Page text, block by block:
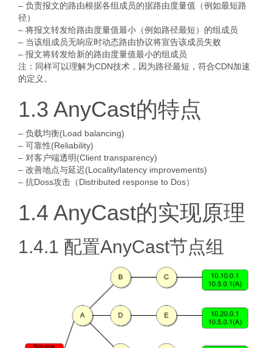
– 负责报文的路由根据各组成员的据路由度量值（例如最短路
径）
– 将报文转发给路由度量值最小（例如路径最短）的组成员
– 当该组成员无响应时动态路由协议将宣告该成员失败
– 报文将转发给新的路由度量值最小的组成员
注：同样可以理解为CDN技术，因为路径最短，符合CDN加速
的定义。
1.3 AnyCast的特点
– 负载均衡(Load balancing)
– 可靠性(Reliability)
– 对客户端透明(Client transparency)
– 改善地点与延迟(Locality/latency improvements)
– 抗Doss攻击（Distributed response to Dos）
1.4 AnyCast的实现原理
1.4.1 配置AnyCast节点组